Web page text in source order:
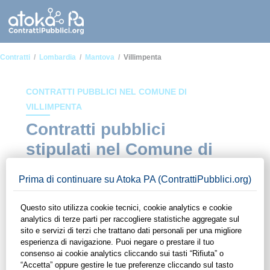
Contratti Lombardia Mantova Villimpenta
CONTRATTI PUBBLICI NEL COMUNE DI
VILLIMPENTA
Contratti pubblici
stipulati nel Comune di
all'interno del Comune di Villimpenta. Grazie alle funzionalità
di ContrattiPubblici.org potrai monitorare la scadenza dei
contratti pubblici di tuo interesse e programmare la tua attività
commerciale con le Pubbliche Amministrazioni con largo
anticipo. Il servizio di ContrattiPubblici.org offre agli utenti 7
giorni di prova gratuiti per avere l'opportunità di conoscere e